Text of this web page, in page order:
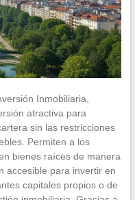
Inmobiliaria,
atractiva para
sin las restricciones
Permiten a los
bienes raíces de manera
accesible para invertir en
capitales propios o de